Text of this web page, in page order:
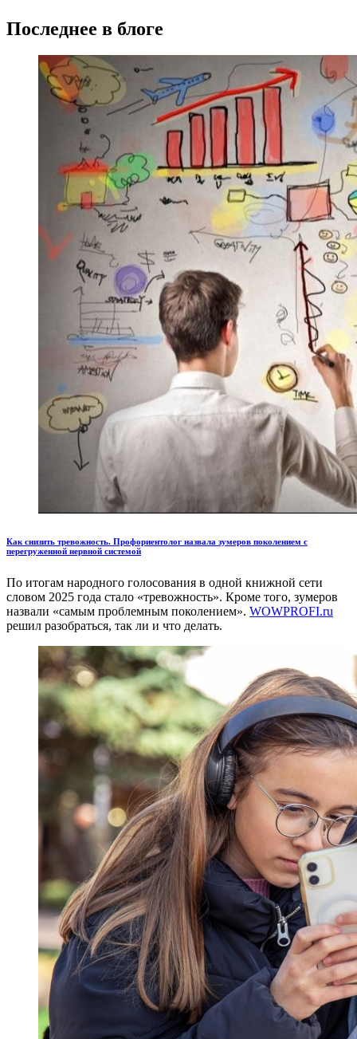
Последнее в блоге
Как снизить тревожность. Профориентолог назвала зумеров поколением с
перегруженной нервной системой
По итогам народного голосования в одной книжной сети
словом 2025 года стало «тревожность». Кроме того, зумеров
назвали «самым проблемным поколением». WOWPROFI.ru
решил разобраться, так ли и что делать.